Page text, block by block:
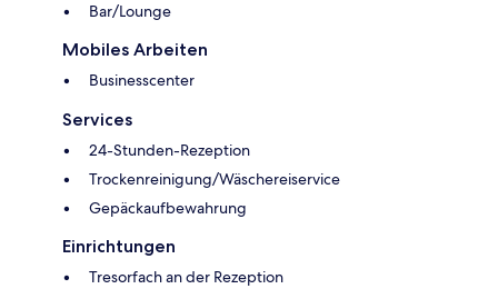
Bar/Lounge
Mobiles Arbeiten
Businesscenter
Services
24-Stunden-Rezeption
Trockenreinigung/Wäschereiservice
Gepäckaufbewahrung
Einrichtungen
Tresorfach an der Rezeption